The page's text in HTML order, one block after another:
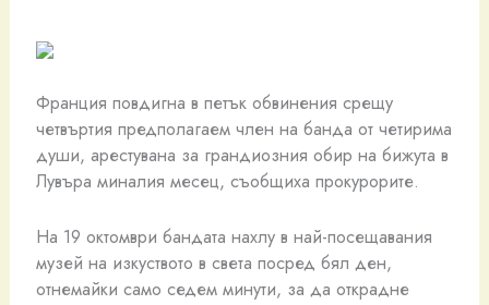
Франция повдигна в петък обвинения срещу
четвъртия предполагаем член на банда от четирима
души, арестувана за грандиозния обир на бижута в
Лувъра миналия месец, съобщиха прокурорите.
На 19 октомври бандата нахлу в най-посещавания
музей на изкуството в света посред бял ден,
отнемайки само седем минути, за да открадне